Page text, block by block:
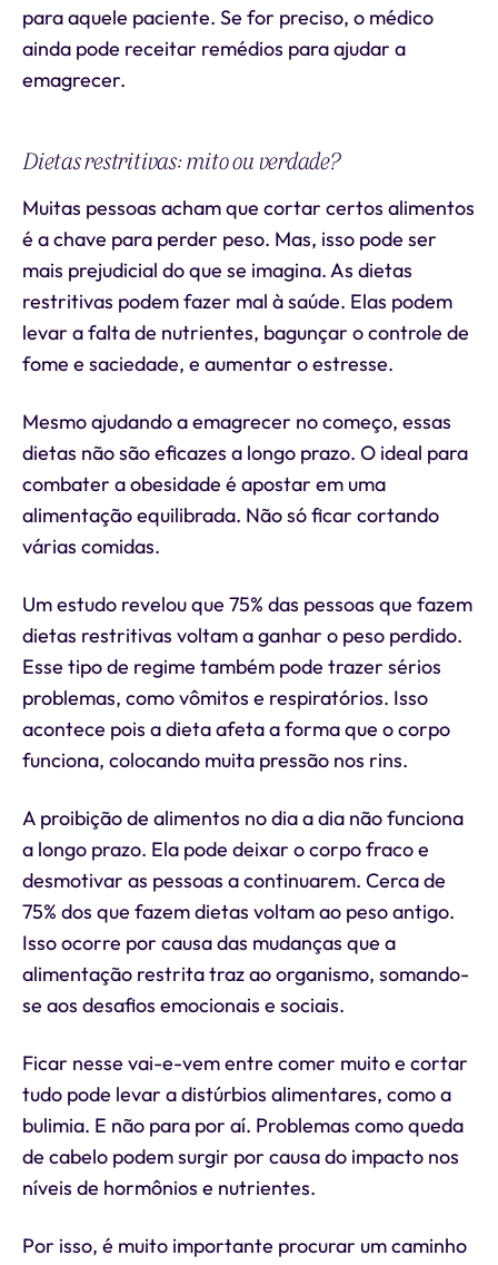
para aquele paciente. Se for preciso, o médico
ainda pode receitar remédios para ajudar a
emagrecer.
Dietas restritivas: mito ou verdade?
Muitas pessoas acham que cortar certos alimentos
é a chave para perder peso. Mas, isso pode ser
mais prejudicial do que se imagina. As dietas
restritivas podem fazer mal à saúde. Elas podem
levar a falta de nutrientes, bagunçar o controle de
fome e saciedade, e aumentar o estresse.
Mesmo ajudando a emagrecer no começo, essas
dietas não são eficazes a longo prazo. O ideal para
combater a obesidade é apostar em uma
alimentação equilibrada. Não só ficar cortando
várias comidas.
Um estudo revelou que 75% das pessoas que fazem
dietas restritivas voltam a ganhar o peso perdido.
Esse tipo de regime também pode trazer sérios
problemas, como vômitos e respiratórios. Isso
acontece pois a dieta afeta a forma que o corpo
funciona, colocando muita pressão nos rins.
A proibição de alimentos no dia a dia não funciona
a longo prazo. Ela pode deixar o corpo fraco e
desmotivar as pessoas a continuarem. Cerca de
75% dos que fazem dietas voltam ao peso antigo.
Isso ocorre por causa das mudanças que a
alimentação restrita traz ao organismo, somando-
se aos desafios emocionais e sociais.
Ficar nesse vai-e-vem entre comer muito e cortar
tudo pode levar a distúrbios alimentares, como a
bulimia. E não para por aí. Problemas como queda
de cabelo podem surgir por causa do impacto nos
níveis de hormônios e nutrientes.
Por isso, é muito importante procurar um caminho